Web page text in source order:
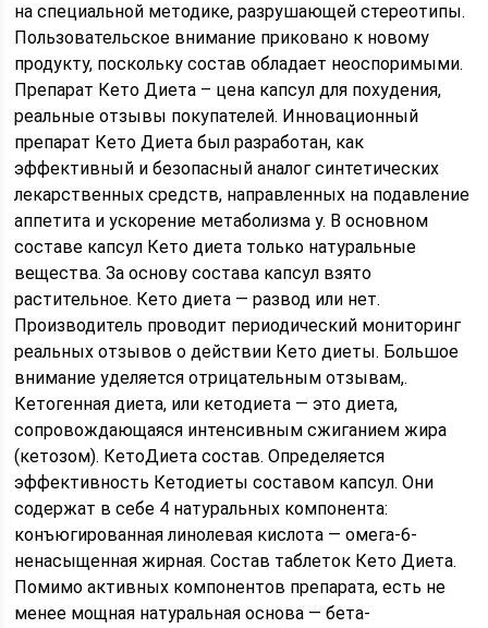
на специальной методике, разрушающей стереотипы.
Пользовательское внимание приковано к новому
продукту, поскольку состав обладает неоспоримыми.
Препарат Кето Диета – цена капсул для похудения,
реальные отзывы покупателей. Инновационный
препарат Кето Диета был разработан, как
эффективный и безопасный аналог синтетических
лекарственных средств, направленных на подавление
аппетита и ускорение метаболизма у. В основном
составе капсул Кето диета только натуральные
вещества. За основу состава капсул взято
растительное. Кето диета — развод или нет.
Производитель проводит периодический мониторинг
реальных отзывов о действии Кето диеты. Большое
внимание уделяется отрицательным отзывам,.
Кетогенная диета, или кетодиета — это диета,
сопровождающаяся интенсивным сжиганием жира
(кетозом). КетоДиета cостав. Определяется
эффективность Кетодиеты составом капсул. Они
содержат в себе 4 натуральных компонента:
конъюгированная линолевая кислота — омега-6-
ненасыщенная жирная. Состав таблеток Кето Диета.
Помимо активных компонентов препарата, есть не
менее мощная натуральная основа — бета-